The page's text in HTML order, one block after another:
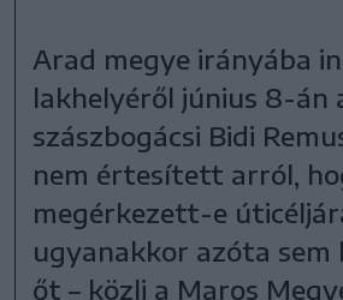
Arad megye irányába
lakhelyéről június 8-án
szászbogácsi Bidi
nem értesített arról,
megérkezett-e
ugyanakkor azóta sem
őt – közli a Maros